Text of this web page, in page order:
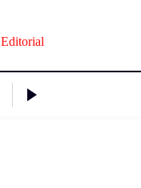
Editorial